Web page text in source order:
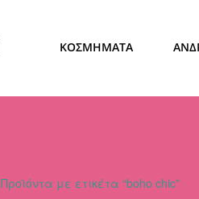
ΚΟΣΜΗΜΑΤΑ
Προϊόντα με ετικέτα “boho chic”